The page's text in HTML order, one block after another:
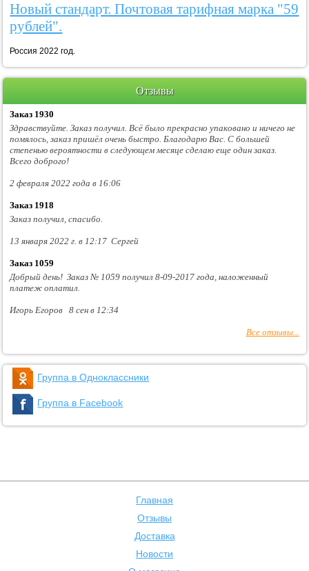
Новый стандарт. Почтовая тарифная марка "59
рублей".
Россия 2022 год.
Отзывы
Заказ 1930
Здравствуйте. Заказ получил. Всё было прекрасно упаковано и ничего не
помялось, заказ пришёл очень быстро. Благодарю Вас. С большей
степенью вероятности в следующем месяце сделаю еще один заказ.
Всего доброго!
2 февраля 2022 года в 16:06
Заказ 1918
Заказ получил, спасибо.
13 января 2022 г. в 12:17 Сергей
Заказ 1059
Добрый день! Заказ № 1059 получил 8-09-2017 года, наложенный
платеж оплатил.
Игорь Егоров 8 сен в 12:34
Все отзывы...
Группа в Одноклассники
Группа в Facebook
Главная
Отзывы
Доставка
Новости